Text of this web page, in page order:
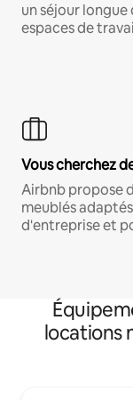
un séjour
espaces de
Vous cherchez
Airbnb propose
meublés
d'entreprise et
locations